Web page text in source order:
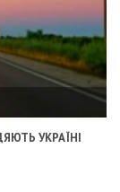
УКРАЇНІ